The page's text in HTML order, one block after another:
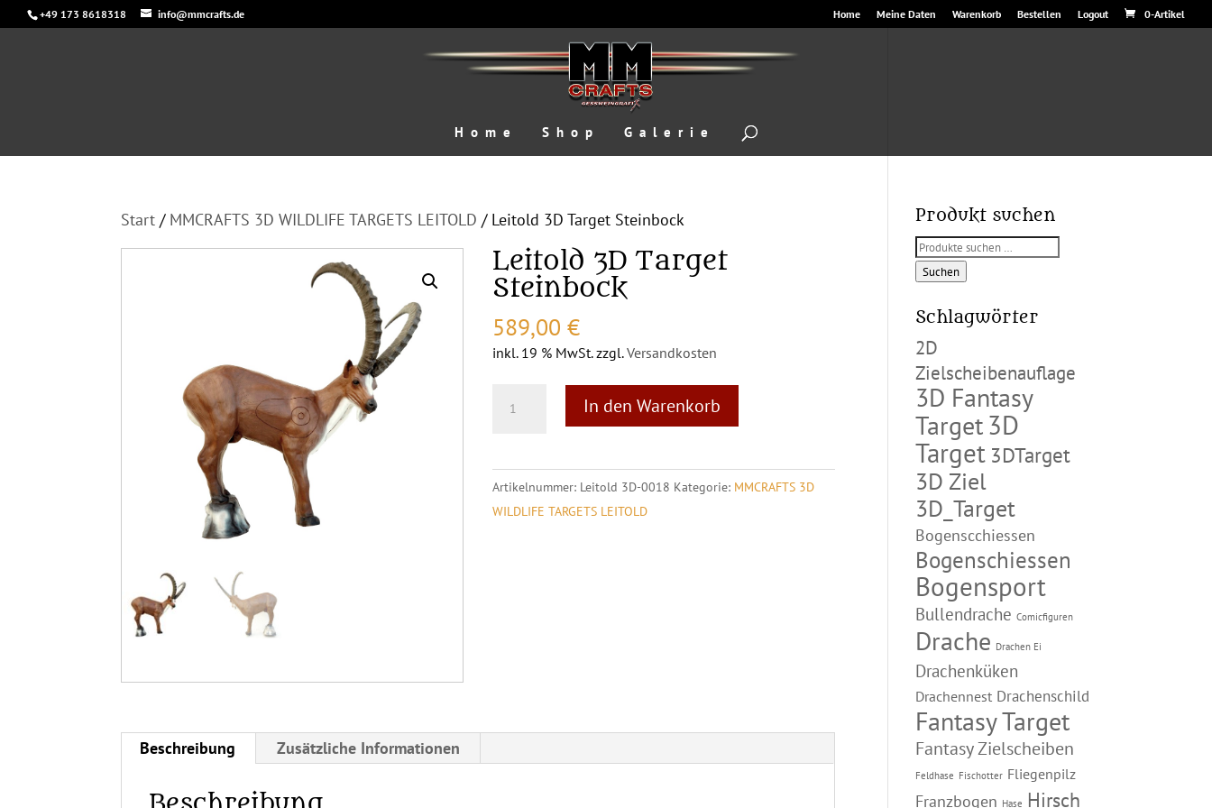
+49 173 8618318 info@mmcrafts.de Home Meine Daten Warenkorb Bestellen Logout 0-Artikel
Home Shop Galerie
Start / MMCRAFTS 3D WILDLIFE TARGETS LEITOLD / Leitold 3D Target Steinbock
Leitold 3D Target
Steinbock
589,00€
inkl. 19 % MwSt. zzgl.Versandkosten
3D
Steinbock
Menge
In den Warenkorb
e
r
Artikelnummer: Leitold 3D-0018 Kategorie: MMCRAFTS 3D
WILDLIFE TARGETS LEITOLD
Beschreibung Zusätzliche Informationen
Produkt suchen
Suchen
nach:
Suchen
Schlagwörter
2D
Zielscheibenauflage
3D Fantasy
Target3D
Target 3DTarget
3D Ziel
3D_Target
Bogenscchiessen
Bogenschiessen
Bogensport
Bullendrache Comicfiguren
Drache Drachen Ei
Drachenküken
Drachennest Drachenschild
Fantasy Target
Fantasy Zielscheiben
Feldhase Fischotter Fliegenpilz
Franzbogen Hase Hirsch